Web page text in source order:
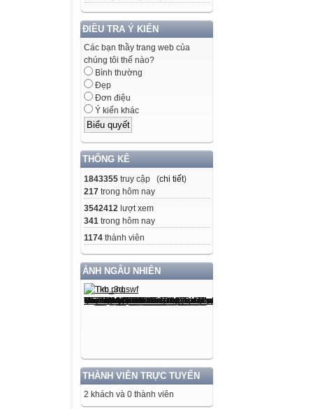
ĐIỀU TRA Ý KIẾN
Các bạn thầy trang web của
chúng tôi thế nào?
Bình thường
Đẹp
Đơn điệu
Ý kiến khác
THỐNG KÊ
1843355 truy cập (chi tiết)
217 trong hôm nay
3542412 lượt xem
341 trong hôm nay
1174 thành viên
ẢNH NGẪU NHIÊN
THÀNH VIÊN TRỰC TUYẾN
2 khách và 0 thành viên